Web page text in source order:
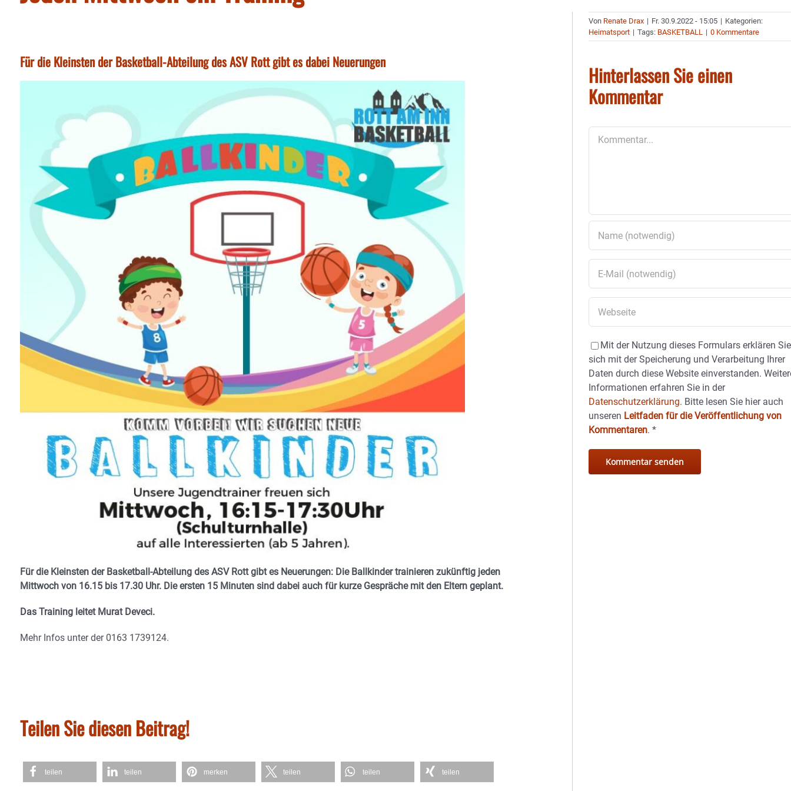
Für die Kleinsten der Basketball-Abteilung des ASV Rott gibt es dabei Neuerungen
Für die Kleinsten der Basketball-Abteilung des ASV Rott gibt es Neuerungen: Die Ballkinder trainieren zukünftig jeden
Mittwoch von 16.15 bis 17.30 Uhr. Die ersten 15 Minuten sind dabei auch für kurze Gespräche mit den Eltern geplant.
Das Training leitet Murat Deveci.
Mehr Infos unter der 0163 1739124.
Teilen Sie diesen Beitrag!
teilen teilen merken teilen teilen teilen
Von Renate Drax | Fr. 30.9.2022 - 15:05 | Kategorien:
Heimatsport | Tags: BASKETBALL | 0 Kommentare
Hinterlassen Sie einen
Kommentar
Mit der Nutzung dieses Formulars erklären Sie
sich mit der Speicherung und Verarbeitung Ihrer
Daten durch diese Website einverstanden.
Informationen erfahren Sie in der
Datenschutzerklärung. Bitte lesen Sie hier auch
unseren Leitfaden für die Veröffentlichung von
Kommentaren.*